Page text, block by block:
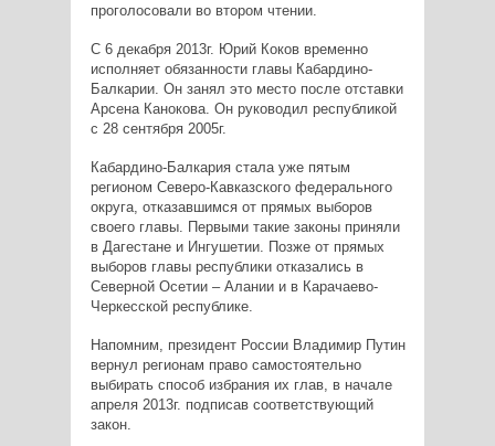
проголосовали во втором чтении.
С 6 декабря 2013г. Юрий Коков временно
исполняет обязанности главы Кабардино-
Балкарии. Он занял это место после отставки
Арсена Канокова. Он руководил республикой
с 28 сентября 2005г.
Кабардино-Балкария стала уже пятым
регионом Северо-Кавказского федерального
округа, отказавшимся от прямых выборов
своего главы. Первыми такие законы приняли
в Дагестане и Ингушетии. Позже от прямых
выборов главы республики отказались в
Северной Осетии – Алании и в Карачаево-
Черкесской республике.
Напомним, президент России Владимир Путин
вернул регионам право самостоятельно
выбирать способ избрания их глав, в начале
апреля 2013г. подписав соответствующий
закон.